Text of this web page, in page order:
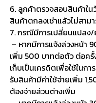
6. ลูกค้าตรวจสอบสินค้าใน
สินค้าตกลงเช่าแล้วไม่สา
7. กรณีมีการเปลี่ยนแปลง
– หากมีการแจ้งล่วงหน้า
เพิ่ม 500 บาทต่อตัว ต่อค
เก็บเป็นเครดิตเพื่อใช้ในก
รับสินค้ามีค่าใช้จ่ายเพิ่ม
ต้องจ่ายส่วนต่างเพิ่ม